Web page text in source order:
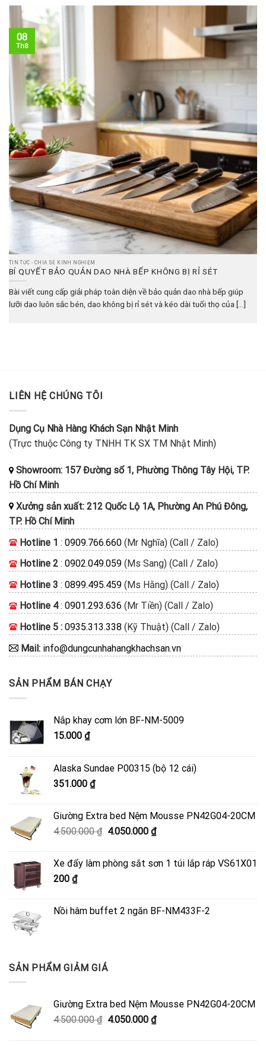
TIN TỨC - CHIA SẺ KINH NGHIỆM
BÍ QUYẾT BẢO QUẢN DAO NHÀ BẾP KHÔNG BỊ RỈ SÉT
Bài viết cung cấp giải pháp toàn diện về bảo quản dao nhà bếp giúp
lưỡi dao luôn sắc bén, dao không bị rỉ sét và kéo dài tuổi thọ của [...]
08
Th8
LIÊN HỆ CHÚNG TÔI
Dụng Cụ Nhà Hàng Khách Sạn Nhật Minh
(Trực thuộc Công ty TNHH TK SX TM Nhật Minh)
Showroom: 157 Đường số 1, Phường Thông Tây Hội, TP.
Hồ Chí Minh
Xưởng sản xuất: 212 Quốc Lộ 1A, Phường An Phú Đông,
TP. Hồ Chí Minh
Hotline 1 : 0909.766.660 (Mr Nghĩa) (Call / Zalo)
Hotline 2 : 0902.049.059 (Ms Sang) (Call / Zalo)
Hotline 3 : 0899.495.459 (Ms Hằng) (Call / Zalo)
Hotline 4: 0901.293.636 (Mr Tiền) (Call / Zalo)
Hotline 5 : 0935.313.338 (Kỹ Thuật) (Call / Zalo)
Mail: info@dungcunhahangkhachsan.vn
SẢN PHẨM BÁN CHẠY
Nắp khay cơm lớn BF-NM-5009
15.000 ₫
Alaska Sundae P00315 (bộ 12 cái)
351.000 ₫
Giường Extra bed Nệm Mousse PN42G04-20CM
4.500.000₫ Giá
4.500.000 ₫.
4.050.000 ₫Giá
là:
Xe đẩy làm phòng sắt sơn 1 túi lắp ráp VS61X01
200 ₫
Nồi hâm buffet 2 ngăn BF-NM433F-2
SẢN PHẨM GIẢM GIÁ
Giường Extra bed Nệm Mousse PN42G04-20CM
4.500.000₫ Giá
4.050.000 ₫Giá